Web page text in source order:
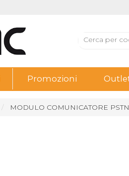
Promozioni
MODULO COMUNICATORE